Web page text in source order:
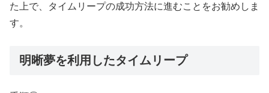
た上で、タイムリープの成功方法に進むことをお勧めしま
す。
明晰夢を利用したタイムリープ